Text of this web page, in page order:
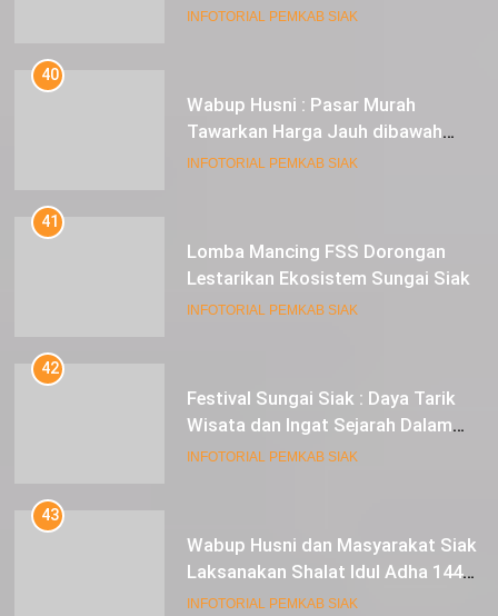
INFOTORIAL PEMKAB SIAK
40
Wabup Husni : Pasar Murah
Tawarkan Harga Jauh dibawah
Pasar Tradisional
INFOTORIAL PEMKAB SIAK
41
Lomba Mancing FSS Dorongan
Lestarikan Ekosistem Sungai Siak
INFOTORIAL PEMKAB SIAK
42
Festival Sungai Siak : Daya Tarik
Wisata dan Ingat Sejarah Dalam
Lestarikan Peradaban
INFOTORIAL PEMKAB SIAK
43
Wabup Husni dan Masyarakat Siak
Laksanakan Shalat Idul Adha 1445
Hijriah di Lapangan Tugu Siak
INFOTORIAL PEMKAB SIAK